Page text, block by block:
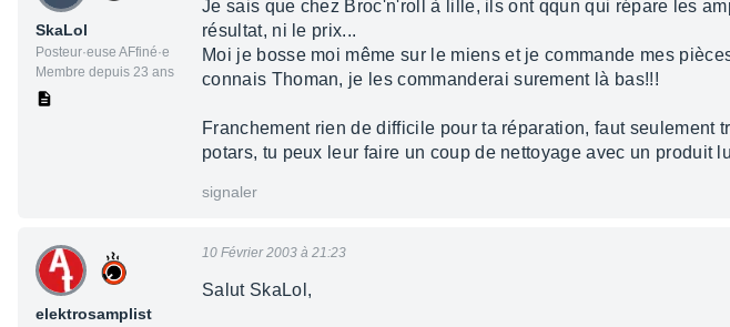
SkaLol
Posteur·euse AFfiné·e
Membre depuis 23 ans
Je sais que chez Broc'n'roll à lille, ils ont qqun qui répare les
résultat, ni le prix...
Moi je bosse moi même sur le miens et je commande mes
connais Thoman, je les commanderai surement là bas!!!
Franchement rien de difficile pour ta réparation, faut seulement
potars, tu peux leur faire un coup de nettoyage avec un produit
signaler
elektrosamplist
10 Février 2003 à 21:23
Salut SkaLol,